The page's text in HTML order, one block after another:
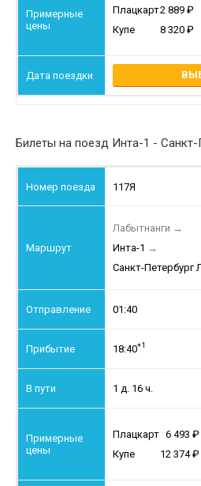
Плацкарт2 889
Купе
8 320
Билеты на поезд Инта-1 - Санкт-
117Я
Лабытнанги →
Инта-1 →
Санкт-Петербург
01:40
18:40+1
1 д. 16 ч.
Плацкарт 6 493
Купе
12 374